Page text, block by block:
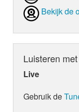
Bekijk de
Luisteren
Live
Gebruik de